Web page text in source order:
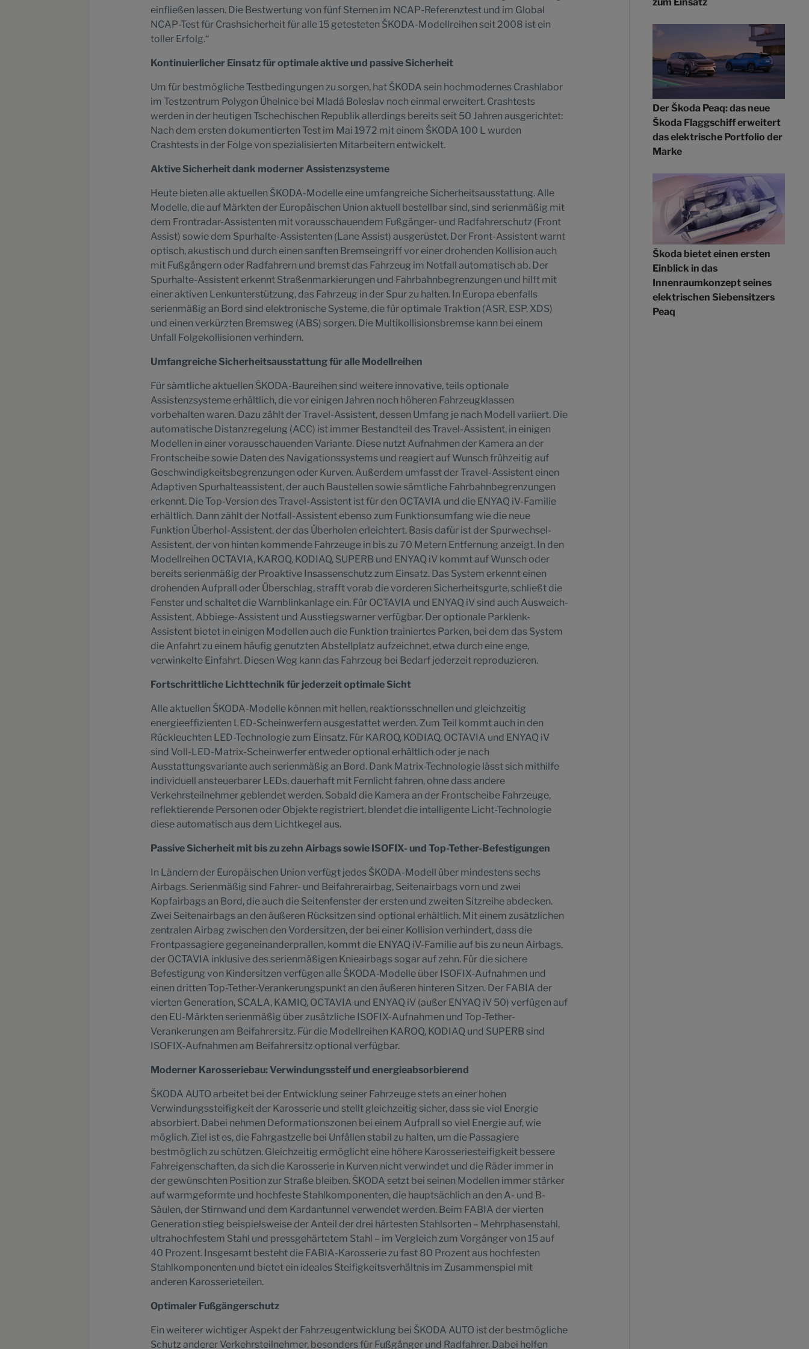
einfließen lassen. Die Bestwertung von fünf Sternen im NCAP-Referenztest und im Global
NCAP-Test für Crashsicherheit für alle 15 getesteten ŠKODA-Modellreihen seit 2008 ist ein
toller Erfolg.“
Kontinuierlicher Einsatz für optimale aktive und passive Sicherheit
Um für bestmögliche Testbedingungen zu sorgen, hat ŠKODA sein hochmodernes Crashlabor
im Testzentrum Polygon Úhelnice bei Mladá Boleslav noch einmal erweitert. Crashtests
werden in der heutigen Tschechischen Republik allerdings bereits seit 50 Jahren ausgerichtet:
Nach dem ersten dokumentierten Test im Mai 1972 mit einem ŠKODA 100 L wurden
Crashtests in der Folge von spezialisierten Mitarbeitern entwickelt.
Aktive Sicherheit dank moderner Assistenzsysteme
Heute bieten alle aktuellen ŠKODA-Modelle eine umfangreiche Sicherheitsausstattung. Alle
Modelle, die auf Märkten der Europäischen Union aktuell bestellbar sind, sind serienmäßig mit
dem Frontradar-Assistenten mit vorausschauendem Fußgänger- und Radfahrerschutz (Front
Assist) sowie dem Spurhalte-Assistenten (Lane Assist) ausgerüstet. Der Front-Assistent warnt
optisch, akustisch und durch einen sanften Bremseingriff vor einer drohenden Kollision auch
mit Fußgängern oder Radfahrern und bremst das Fahrzeug im Notfall automatisch ab. Der
Spurhalte-Assistent erkennt Straßenmarkierungen und Fahrbahnbegrenzungen und hilft mit
einer aktiven Lenkunterstützung, das Fahrzeug in der Spur zu halten. In Europa ebenfalls
serienmäßig an Bord sind elektronische Systeme, die für optimale Traktion (ASR, ESP, XDS)
und einen verkürzten Bremsweg (ABS) sorgen. Die Multikollisionsbremse kann bei einem
Unfall Folgekollisionen verhindern.
Umfangreiche Sicherheitsausstattung für alle Modellreihen
Für sämtliche aktuellen ŠKODA-Baureihen sind weitere innovative, teils optionale
Assistenzsysteme erhältlich, die vor einigen Jahren noch höheren Fahrzeugklassen
vorbehalten waren. Dazu zählt der Travel-Assistent, dessen Umfang je nach Modell variiert. Die
automatische Distanzregelung (ACC) ist immer Bestandteil des Travel-Assistent, in einigen
Modellen in einer vorausschauenden Variante. Diese nutzt Aufnahmen der Kamera an der
Frontscheibe sowie Daten des Navigationssystems und reagiert auf Wunsch frühzeitig auf
Geschwindigkeitsbegrenzungen oder Kurven. Außerdem umfasst der Travel-Assistent einen
Adaptiven Spurhalteassistent, der auch Baustellen sowie sämtliche Fahrbahnbegrenzungen
erkennt. Die Top-Version des Travel-Assistent ist für den OCTAVIA und die ENYAQ iV-Familie
erhältlich. Dann zählt der Notfall-Assistent ebenso zum Funktionsumfang wie die neue
Funktion Überhol-Assistent, der das Überholen erleichtert. Basis dafür ist der Spurwechsel-
Assistent, der von hinten kommende Fahrzeuge in bis zu 70 Metern Entfernung anzeigt. In den
Modellreihen OCTAVIA, KAROQ, KODIAQ, SUPERB und ENYAQ iV kommt auf Wunsch oder
bereits serienmäßig der Proaktive Insassenschutz zum Einsatz. Das System erkennt einen
drohenden Aufprall oder Überschlag, strafft vorab die vorderen Sicherheitsgurte, schließt die
Fenster und schaltet die Warnblinkanlage ein. Für OCTAVIA und ENYAQ iV sind auch Ausweich-
Assistent, Abbiege-Assistent und Ausstiegswarner verfügbar. Der optionale Parklenk-
Assistent bietet in einigen Modellen auch die Funktion trainiertes Parken, bei dem das System
die Anfahrt zu einem häufig genutzten Abstellplatz aufzeichnet, etwa durch eine enge,
verwinkelte Einfahrt. Diesen Weg kann das Fahrzeug bei Bedarf jederzeit reproduzieren.
Fortschrittliche Lichttechnik für jederzeit optimale Sicht
Alle aktuellen ŠKODA-Modelle können mit hellen, reaktionsschnellen und gleichzeitig
energieeffizienten LED-Scheinwerfern ausgestattet werden. Zum Teil kommt auch in den
Rückleuchten LED-Technologie zum Einsatz. Für KAROQ, KODIAQ, OCTAVIA und ENYAQ iV
sind Voll-LED-Matrix-Scheinwerfer entweder optional erhältlich oder je nach
Ausstattungsvariante auch serienmäßig an Bord. Dank Matrix-Technologie lässt sich mithilfe
individuell ansteuerbarer LEDs, dauerhaft mit Fernlicht fahren, ohne dass andere
Verkehrsteilnehmer geblendet werden. Sobald die Kamera an der Frontscheibe Fahrzeuge,
reflektierende Personen oder Objekte registriert, blendet die intelligente Licht-Technologie
diese automatisch aus dem Lichtkegel aus.
Passive Sicherheit mit bis zu zehn Airbags sowie ISOFIX- und Top-Tether-Befestigungen
In Ländern der Europäischen Union verfügt jedes ŠKODA-Modell über mindestens sechs
Airbags. Serienmäßig sind Fahrer- und Beifahrerairbag, Seitenairbags vorn und zwei
Kopfairbags an Bord, die auch die Seitenfenster der ersten und zweiten Sitzreihe abdecken.
Zwei Seitenairbags an den äußeren Rücksitzen sind optional erhältlich. Mit einem zusätzlichen
zentralen Airbag zwischen den Vordersitzen, der bei einer Kollision verhindert, dass die
Frontpassagiere gegeneinanderprallen, kommt die ENYAQ iV-Familie auf bis zu neun Airbags,
der OCTAVIA inklusive des serienmäßigen Knieairbags sogar auf zehn. Für die sichere
Befestigung von Kindersitzen verfügen alle ŠKODA‑Modelle über ISOFIX-Aufnahmen und
einen dritten Top-Tether-Verankerungspunkt an den äußeren hinteren Sitzen. Der FABIA der
vierten Generation, SCALA, KAMIQ, OCTAVIA und ENYAQ iV (außer ENYAQ iV 50) verfügen auf
den EU-Märkten serienmäßig über zusätzliche ISOFIX-Aufnahmen und Top-Tether-
Verankerungen am Beifahrersitz. Für die Modellreihen KAROQ, KODIAQ und SUPERB sind
ISOFIX-Aufnahmen am Beifahrersitz optional verfügbar.
Moderner Karosseriebau: Verwindungssteif und energieabsorbierend
ŠKODA AUTO arbeitet bei der Entwicklung seiner Fahrzeuge stets an einer hohen
Verwindungssteifigkeit der Karosserie und stellt gleichzeitig sicher, dass sie viel Energie
absorbiert. Dabei nehmen Deformationszonen bei einem Aufprall so viel Energie auf, wie
möglich. Ziel ist es, die Fahrgastzelle bei Unfällen stabil zu halten, um die Passagiere
bestmöglich zu schützen. Gleichzeitig ermöglicht eine höhere Karosseriesteifigkeit bessere
Fahreigenschaften, da sich die Karosserie in Kurven nicht verwindet und die Räder immer in
der gewünschten Position zur Straße bleiben. ŠKODA setzt bei seinen Modellen immer stärker
auf warmgeformte und hochfeste Stahlkomponenten, die hauptsächlich an den A- und B-
Säulen, der Stirnwand und dem Kardantunnel verwendet werden. Beim FABIA der vierten
Generation stieg beispielsweise der Anteil der drei härtesten Stahlsorten – Mehrphasenstahl,
ultrahochfestem Stahl und pressgehärtetem Stahl – im Vergleich zum Vorgänger von 15 auf
40 Prozent. Insgesamt besteht die FABIA-Karosserie zu fast 80 Prozent aus hochfesten
Stahlkomponenten und bietet ein ideales Steifigkeitsverhältnis im Zusammenspiel mit
anderen Karosserieteilen.
Optimaler Fußgängerschutz
Ein weiterer wichtiger Aspekt der Fahrzeugentwicklung bei ŠKODA AUTO ist der bestmögliche
Schutz anderer Verkehrsteilnehmer, besonders für Fußgänger und Radfahrer. Dabei helfen
zum Einsatz
Der Škoda Peaq: das neue
Škoda Flaggschiff erweitert
das elektrische Portfolio der
Marke
Škoda bietet einen ersten
Einblick in das
Innenraumkonzept seines
elektrischen Siebensitzers
Peaq